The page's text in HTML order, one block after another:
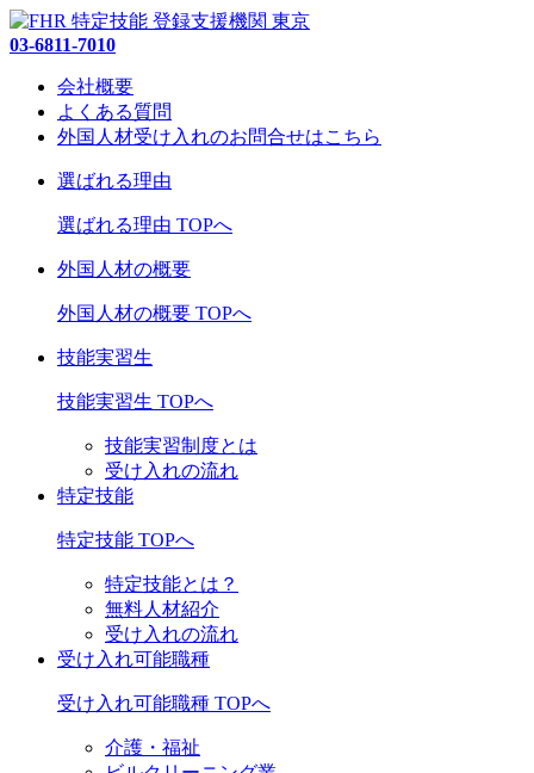
03-6811-7010
会社概要
よくある質問
外国人材受け入れのお問合せはこちら
選ばれる理由
選ばれる理由 TOPへ
外国人材の概要
外国人材の概要 TOPへ
技能実習生
技能実習生 TOPへ
技能実習制度とは
受け入れの流れ
特定技能
特定技能 TOPへ
特定技能とは？
無料人材紹介
受け入れの流れ
受け入れ可能職種
受け入れ可能職種 TOPへ
介護・福祉